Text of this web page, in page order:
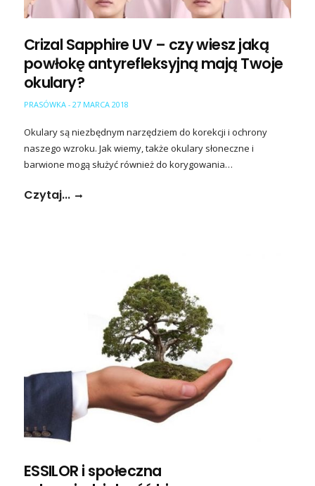
Crizal Sapphire UV – czy wiesz jaką
powłokę antyrefleksyjną mają Twoje
okulary?
PRASÓWKA - 27 MARCA 2018
Okulary są niezbędnym narzędziem do korekcji i ochrony
naszego wzroku. Jak wiemy, także okulary słoneczne i
barwione mogą służyć również do korygowania…
Czytaj...
ESSILOR i społeczna